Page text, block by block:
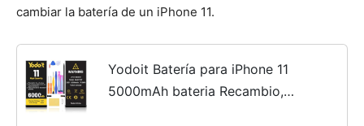
cambiar la batería de un iPhone 11.
Yodoit Batería para iPhone 11
5000mAh bateria Recambio,